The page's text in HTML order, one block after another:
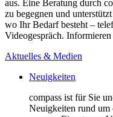
aus. Eine Beratung durch
zu begegnen und
wo Ihr Bedarf besteht –
Videogespräch. Informieren
Aktuelles & Medien
Neuigkeiten
compass ist für Sie
Neuigkeiten rund um